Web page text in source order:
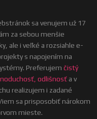
sa venujem už 17
za sebou menšie
ale i veľké a rozsiahle e-
s napojením na
Preferujem čistý
odlišnosť a v
realizujem i zadané
sa prisposobiť nárokom
mieste.